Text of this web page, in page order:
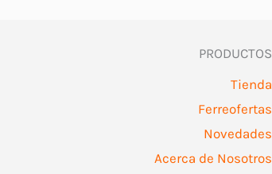
PRODUCTOS
Tienda
Ferreofertas
Novedades
Acerca de Nosotros